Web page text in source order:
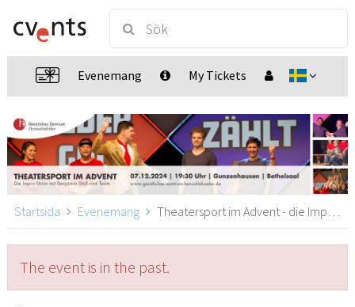
Evenemang My Tickets
Startsida Evenemang Theatersport im Advent - die Impro-Show, Gunzenhausen
The event is in the past.